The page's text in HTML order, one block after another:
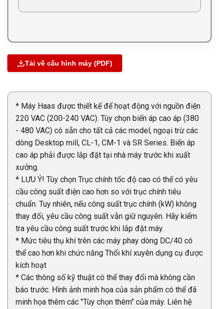
Tải về cấu hình máy (PDF)
* Máy Haas được thiết kế để hoạt động với nguồn điện
220 VAC (200-240 VAC). Tùy chọn biến áp cao áp (380
- 480 VAC) có sẵn cho tất cả các model, ngoại trừ các
dòng Desktop mill, CL-1, CM-1 và SR Series. Biến áp
cao áp phải được lắp đặt tại nhà máy trước khi xuất
xưởng.
* LƯU Ý! Tùy chọn Trục chính tốc độ cao có thể có yêu
cầu công suất điện cao hơn so với trục chính tiêu
chuẩn. Tuy nhiên, nếu công suất trục chính (kW) không
thay đổi, yêu cầu công suất vẫn giữ nguyên. Hãy kiểm
tra yêu cầu công suất trước khi lắp đặt máy.
* Mức tiêu thụ khí trên các máy phay dòng DC/40 có
thể cao hơn khi chức năng Thổi khí xuyên dụng cụ được
kích hoạt
* Các thông số kỹ thuật có thể thay đổi mà không cần
báo trước. Hình ảnh minh họa của sản phẩm có thể đã
minh họa thêm các "Tùy chọn thêm" của máy. Liên hệ